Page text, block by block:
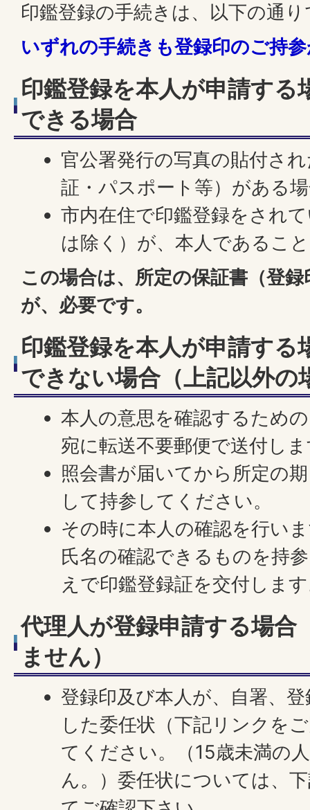
印鑑登録の手続きは、以下の通
いずれの手続きも登録印のご持
印鑑登録を本人が申請する
できる場合
官公署発行の写真の貼付さ
証・パスポート等）がある
市内在住で印鑑登録をされ
は除く）が、本人であるこ
この場合は、所定の保証書（登
が、必要です。
印鑑登録を本人が申請する
できない場合（上記以外の
本人の意思を確認するため
宛に転送不要郵便で送付し
照会書が届いてから所定の
して持参してください。
その時に本人の確認を行い
氏名の確認できるものを持
えで印鑑登録証を交付しま
代理人が登録申請する場合
ません）
登録印及び本人が、自署、
した委任状（下記リンクを
てください。（15歳未満の
ん。）委任状については、